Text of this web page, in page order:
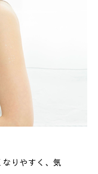
りやすく、気